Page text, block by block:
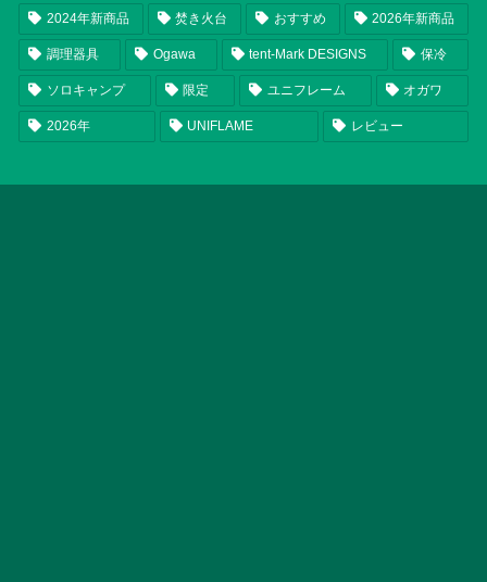
2024年新商品 焚き火台 おすすめ 2026年新商品
調理器具 Ogawa tent-Mark DESIGNS 保冷
ソロキャンプ 限定 ユニフレーム オガワ
2026年 UNIFLAME レビュー